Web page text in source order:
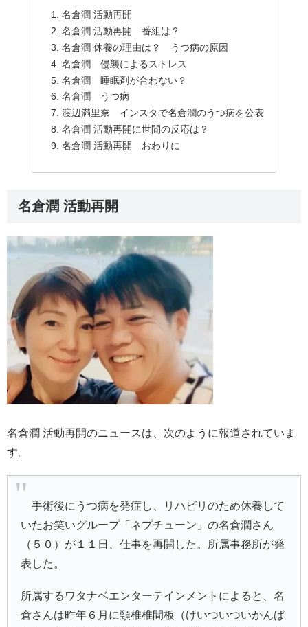
名倉潤 活動再開
名倉潤 活動再開 番組は？
名倉潤 休養の理由は？ うつ病の原因
名倉潤 侵襲によるストレス
名倉潤 睡眠剤が合わない？
名倉潤 うつ病
渡辺満里奈 インスタで名倉潤のうつ病を公表
名倉潤 活動再開に世間の反応は？
名倉潤 活動再開 おわりに
名倉潤 活動再開
名倉潤 活動再開のニュースは、次のように報道されていま
す。
手術後にうつ病を発症し、リハビリのため休養して
いたお笑いグループ「ネプチューン」の名倉潤さん
（５０）が１１日、仕事を再開した。所属事務所が発
表した。
所属するワタナベエンターテインメントによると、名
倉さんは昨年６月に頸椎椎間板（けいついついかんば